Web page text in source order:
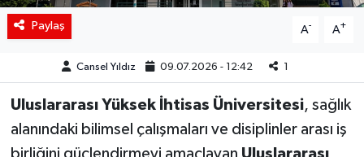
Paylaş A- A+
Cansel Yıldız 09.07.2026 - 12:42 1
Uluslararası Yüksek İhtisas Üniversitesi, sağlık
alanındaki bilimsel çalışmaları ve disiplinler arası iş